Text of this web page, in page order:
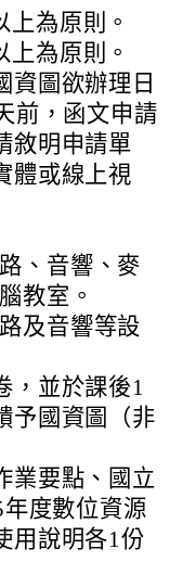
為原則。
為原則。
資圖欲辦理日
前，函文申請
敘明申請單
體或線上視
、音響、麥
教室。
及音響等設
，並於課後1
予國資圖（非
業要點、國立
度數位資源
用說明各1份